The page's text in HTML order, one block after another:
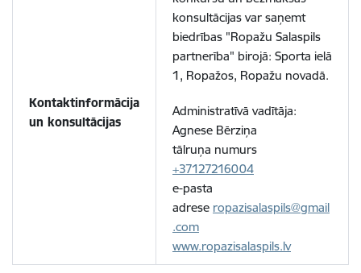
Kontaktinformācija
un konsultācijas
konsultācijas var saņemt
biedrības "Ropažu Salaspils
partnerība" birojā: Sporta ielā
1, Ropažos, Ropažu novadā.
Administratīvā vadītāja:
Agnese Bērziņa
tālruņa numurs
+37127216004
e-pasta
adrese ropazisalaspils@gmail
.com
www.ropazisalaspils.lv